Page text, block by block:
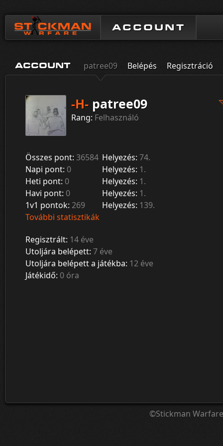
ACCOUNT
ACCOUNT patree09 Belépés Regisztráció
-H- patree09
Rang: Felhasználó
Összes pont: 36584 Helyezés: 74.
Napi pont: 0 Helyezés: 1.
Heti pont: 0 Helyezés: 1.
Havi pont: 0 Helyezés: 1.
1v1 pontok: 269 Helyezés: 139.
További statisztikák
Regisztrált: 14 éve
Utoljára belépett: 7 éve
Utoljára belépett a játékba: 12 éve
Játékidő: 0 óra
©Stickman Warfare